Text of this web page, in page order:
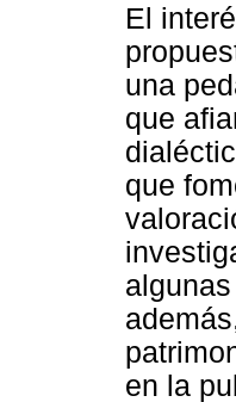
El
una
que
que
en la